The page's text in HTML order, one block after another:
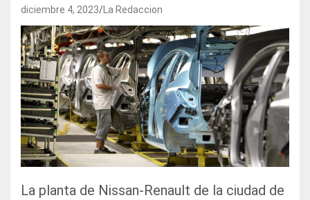
diciembre 4, 2023 La Redaccion
La planta de Nissan-Renault de la ciudad de